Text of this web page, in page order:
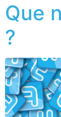
Que
?